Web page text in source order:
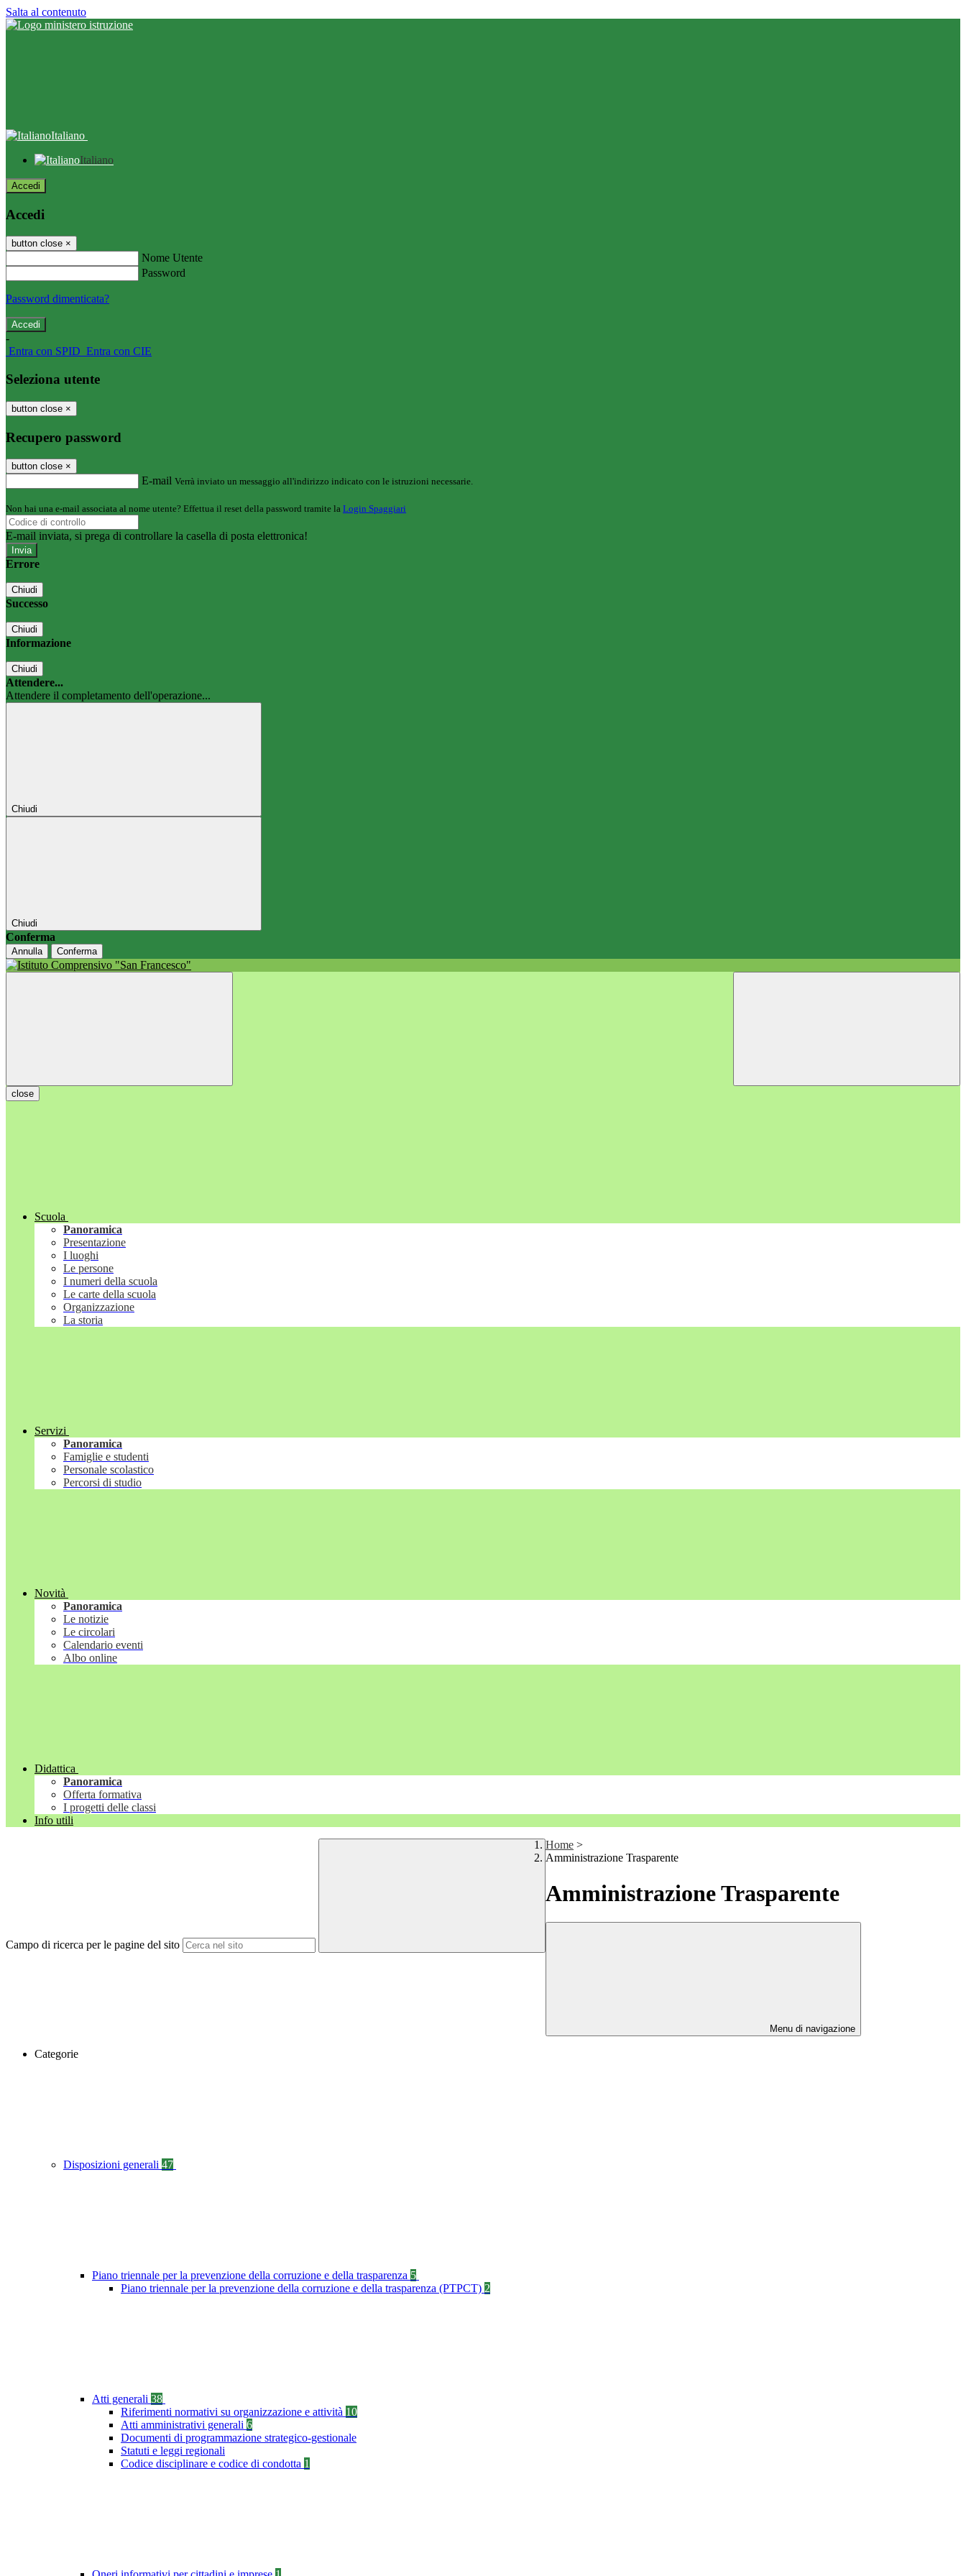
Salta al contenuto
Italiano
Italiano
Accedi
Accedi
button close ×
Nome Utente
Password
Password dimenticata?
-
Entra con SPID Entra con CIE
Seleziona utente
button close ×
Recupero password
button close ×
E-mail Verrà inviato un messaggio all'indirizzo indicato con le istruzioni necessarie.
Non hai una e-mail associata al nome utente? Effettua il reset della password tramite la Login Spaggiari
E-mail inviata, si prega di controllare la casella di posta elettronica!
Errore
Chiudi
Successo
Chiudi
Informazione
Chiudi
Attendere...
Attendere il completamento dell'operazione...
Chiudi
Chiudi
Conferma
Annulla Conferma
close
Scuola
Panoramica
Presentazione
I luoghi
Le persone
I numeri della scuola
Le carte della scuola
Organizzazione
La storia
Servizi
Panoramica
Famiglie e studenti
Personale scolastico
Percorsi di studio
Novità
Panoramica
Le notizie
Le circolari
Calendario eventi
Albo online
Didattica
Panoramica
Offerta formativa
I progetti delle classi
Info utili
Campo di ricerca per le pagine del sito
Home >
Amministrazione Trasparente
Amministrazione Trasparente
Menu di navigazione
Categorie
Disposizioni generali 47
Piano triennale per la prevenzione della corruzione e della trasparenza 5
Piano triennale per la prevenzione della corruzione e della trasparenza (PTPCT) 2
Atti generali 38
Riferimenti normativi su organizzazione e attività 10
Atti amministrativi generali 6
Documenti di programmazione strategico-gestionale
Statuti e leggi regionali
Codice disciplinare e codice di condotta 1